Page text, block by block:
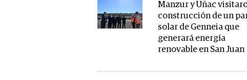
Manzur y Uñac
construcción de un
solar de Genneia que
generará energía
renovable en San Juan